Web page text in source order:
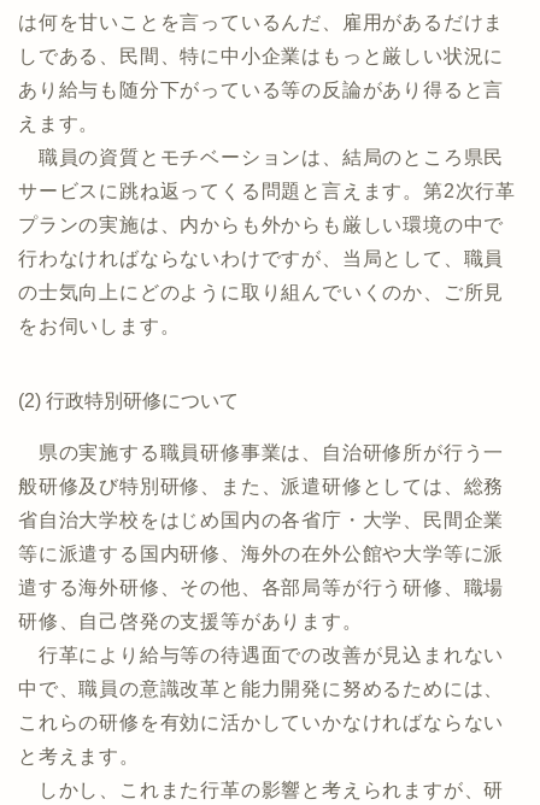
は何を甘いことを言っているんだ、雇用があるだけま
しである、民間、特に中小企業はもっと厳しい状況に
あり給与も随分下がっている等の反論があり得ると言
えます。
職員の資質とモチベーションは、結局のところ県民
サービスに跳ね返ってくる問題と言えます。第2次行革
プランの実施は、内からも外からも厳しい環境の中で
行わなければならないわけですが、当局として、職員
の士気向上にどのように取り組んでいくのか、ご所見
をお伺いします。
(2) 行政特別研修について
県の実施する職員研修事業は、自治研修所が行う一
般研修及び特別研修、また、派遣研修としては、総務
省自治大学校をはじめ国内の各省庁・大学、民間企業
等に派遣する国内研修、海外の在外公館や大学等に派
遣する海外研修、その他、各部局等が行う研修、職場
研修、自己啓発の支援等があります。
行革により給与等の待遇面での改善が見込まれない
中で、職員の意識改革と能力開発に努めるためには、
これらの研修を有効に活かしていかなければならない
と考えます。
しかし、これまた行革の影響と考えられますが、研